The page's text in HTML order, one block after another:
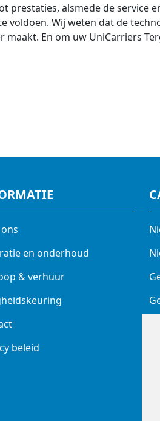
prestaties, alsmede de service
voldoen. Wij weten dat de
En om uw UniCarriers
en onderhoud
& verhuur
beleid